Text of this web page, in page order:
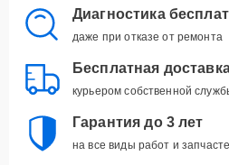
Диагностика
даже при отказе от ремонта
Бесплатная
курьером собственной
Гарантия до 3 лет
на все виды работ и